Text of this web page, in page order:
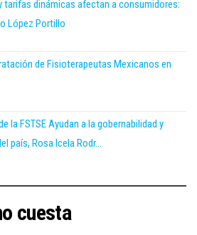
tarifas dinámicas afectan a consumidores:
López Portillo
de Fisioterapeutas Mexicanos en
la FSTSE Ayudan a la gobernabilidad y
país, Rosa Icela Rodr...
cuesta